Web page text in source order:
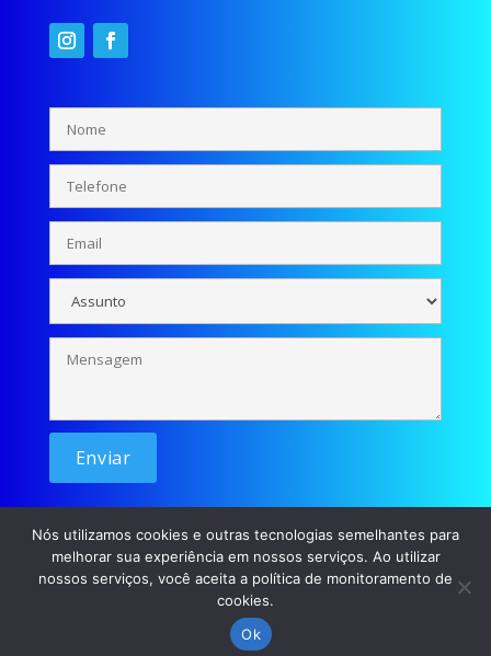
© Se liga Moçada - 2026 / Desenvolvimento: p45m0
Nós utilizamos cookies e outras tecnologias semelhantes para
melhorar sua experiência em nossos serviços. Ao utilizar
nossos serviços, você aceita a política de monitoramento de
cookies.
Ok